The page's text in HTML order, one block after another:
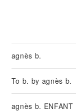
agnès b.
To b. by agnès b.
agnès b. ENFANT